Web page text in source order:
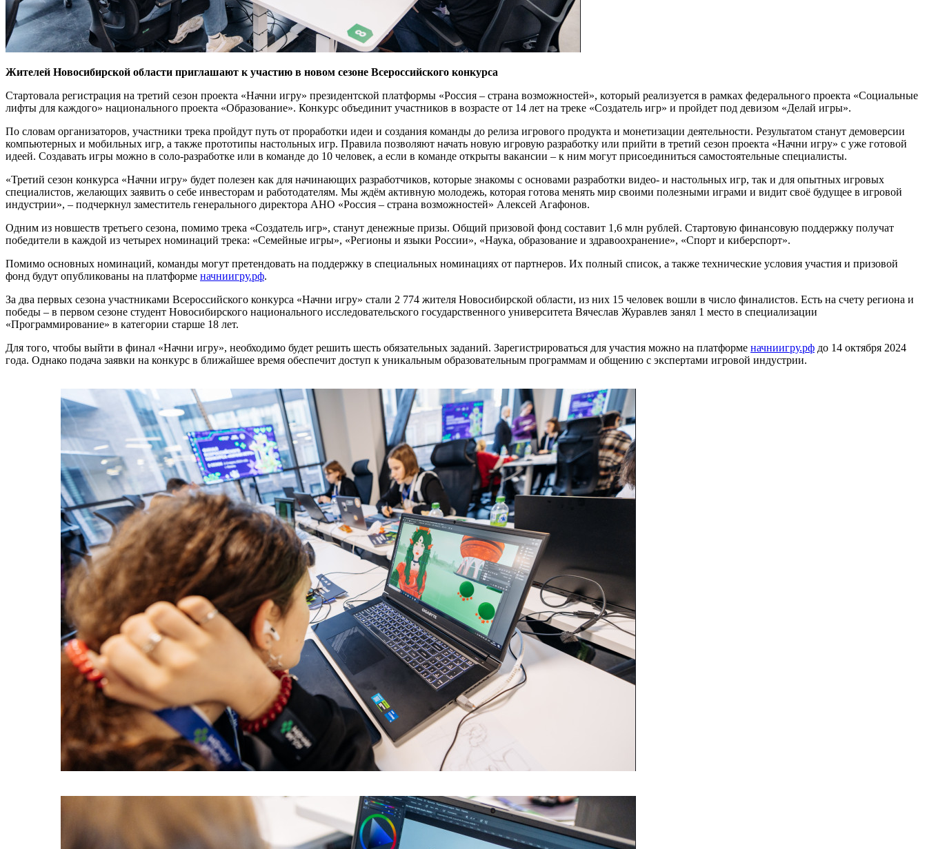
Жителей Новосибирской области приглашают к участию в новом сезоне Всероссийского конкурса
Стартовала регистрация на третий сезон проекта «Начни игру» президентской платформы «Россия – страна возможностей», который реализуется в рамках федерального проекта «Социальные
лифты для каждого» национального проекта «Образование». Конкурс объединит участников в возрасте от 14 лет на треке «Создатель игр» и пройдет под девизом «Делай игры».
По словам организаторов, участники трека пройдут путь от проработки идеи и создания команды до релиза игрового продукта и монетизации деятельности. Результатом станут демоверсии
компьютерных и мобильных игр, а также прототипы настольных игр. Правила позволяют начать новую игровую разработку или прийти в третий сезон проекта «Начни игру» с уже готовой
идеей. Создавать игры можно в соло-разработке или в команде до 10 человек, а если в команде открыты вакансии – к ним могут присоединиться самостоятельные специалисты.
«Третий сезон конкурса «Начни игру» будет полезен как для начинающих разработчиков, которые знакомы с основами разработки видео- и настольных игр, так и для опытных игровых
специалистов, желающих заявить о себе инвесторам и работодателям. Мы ждём активную молодежь, которая готова менять мир своими полезными играми и видит своё будущее в игровой
индустрии», – подчеркнул заместитель генерального директора АНО «Россия – страна возможностей» Алексей Агафонов.
Одним из новшеств третьего сезона, помимо трека «Создатель игр», станут денежные призы. Общий призовой фонд составит 1,6 млн рублей. Стартовую финансовую поддержку получат
победители в каждой из четырех номинаций трека: «Семейные игры», «Регионы и языки России», «Наука, образование и здравоохранение», «Спорт и киберспорт».
Помимо основных номинаций, команды могут претендовать на поддержку в специальных номинациях от партнеров. Их полный список, а также технические условия участия и призовой
фонд будут опубликованы на платформе начниигру.рф.
За два первых сезона участниками Всероссийского конкурса «Начни игру» стали 2 774 жителя Новосибирской области, из них 15 человек вошли в число финалистов. Есть на счету региона и
победы – в первом сезоне студент Новосибирского национального исследовательского государственного университета Вячеслав Журавлев занял 1 место в специализации
«Программирование» в категории старше 18 лет.
Для того, чтобы выйти в финал «Начни игру», необходимо будет решить шесть обязательных заданий. Зарегистрироваться для участия можно на платформе начниигру.рф до 14 октября 2024
года. Однако подача заявки на конкурс в ближайшее время обеспечит доступ к уникальным образовательным программам и общению с экспертами игровой индустрии.